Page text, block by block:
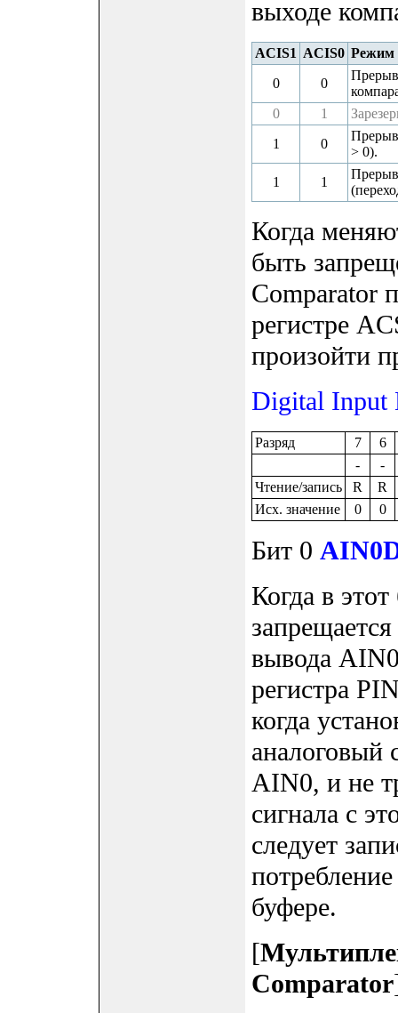
выходе
ACIS1 ACIS0 Режим
0
0
0
1
1
0
> 0).
1
1
Когда
быть
Comparator
регистре
произойти
Digital Input
Разряд 7
6
-
-
Чтение/запись
R
R
Исх. значение
0 0
Бит 0
Когда в
вывода
регистра
когда
аналоговый
AIN0, и не
сигнала с
следует
буфере.
[
Comparator